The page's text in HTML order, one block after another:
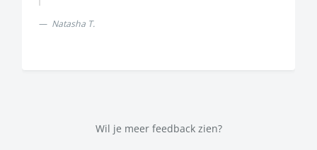
Natasha T.
Wil je meer feedback zien?